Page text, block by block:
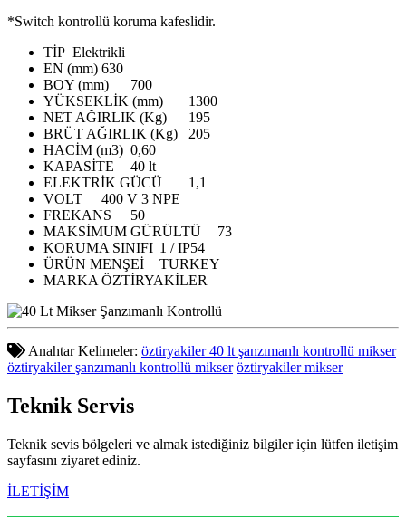
*Switch kontrollü koruma kafeslidir.
TİP Elektrikli
EN (mm) 630
BOY (mm)
700
YÜKSEKLİK (mm)
1300
NET AĞIRLIK (Kg)
195
BRÜT AĞIRLIK (Kg)
205
HACİM (m3) 0,60
KAPASİTE
40 lt
ELEKTRİK GÜCÜ
1,1
VOLT
400 V 3 NPE
FREKANS
50
MAKSİMUM GÜRÜLTÜ
73
KORUMA SINIFI 1 / IP54
ÜRÜN MENŞEİ
TURKEY
MARKA ÖZTİRYAKİLER
Anahtar Kelimeler: öztiryakiler 40 lt şanzımanlı kontrollü mikser
öztiryakiler şanzımanlı kontrollü mikser öztiryakiler mikser
Teknik Servis
Teknik sevis bölgeleri ve almak istediğiniz bilgiler için lütfen iletişim
sayfasını ziyaret ediniz.
İLETİŞİM